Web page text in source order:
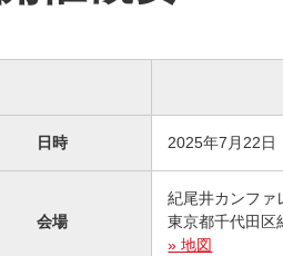
日時 2025年7月22日
会場
紀尾井カンファ
東京都千代田区
» 地図